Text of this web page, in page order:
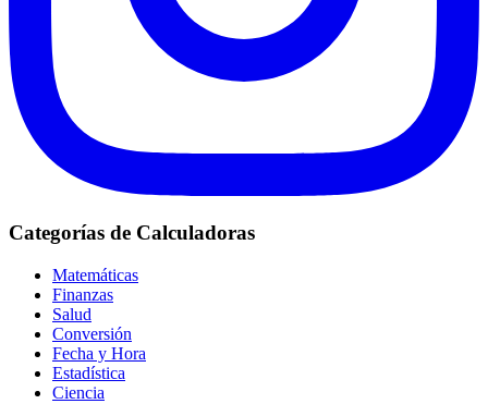
Categorías de Calculadoras
Matemáticas
Finanzas
Salud
Conversión
Fecha y Hora
Estadística
Ciencia